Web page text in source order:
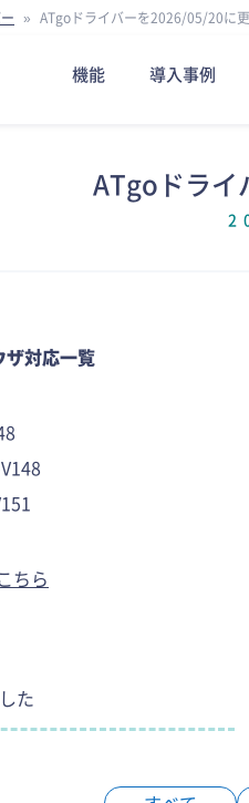
» ATgoドライバーを2026/05/20に
機能 導入事例
ATgoドラ
対応一覧
ちら
た